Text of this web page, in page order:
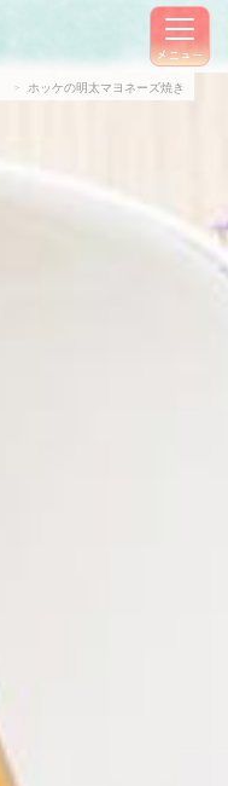
メニュー
ホッケの明太マヨネーズ焼き